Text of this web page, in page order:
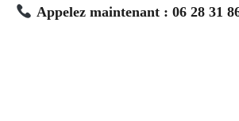
Appelez maintenant : 06 28 31